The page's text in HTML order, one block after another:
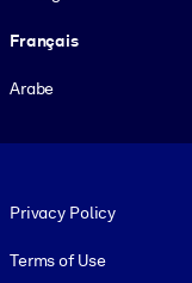
Français
Arabe
Privacy Policy
Terms of Use